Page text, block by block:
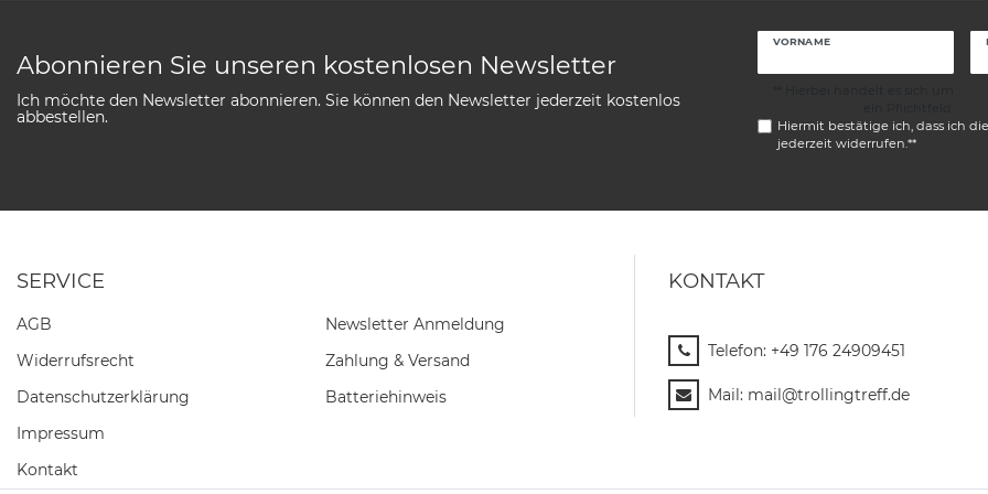
Abonnieren Sie unseren kostenlosen Newsletter
Ich möchte den Newsletter abonnieren. Sie können den Newsletter jederzeit kostenlos
abbestellen.
VORNAME
Hiermit bestätige ich, dass ich die
jederzeit widerrufen.**
SERVICE
AGB
Widerrufs­recht
Daten­schutz­erklärung
Impressum
Kontakt
Newsletter Anmeldung
Zahlung & Versand
Batteriehinweis
KONTAKT
Telefon: +49 176 24909451
Mail: mail@trollingtreff.de